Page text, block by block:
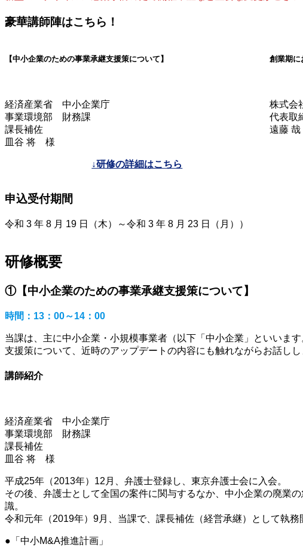
豪華講師陣はこちら！
【中小企業のための事業承継支援策について】
経済産業省 中小企業庁
事業環境部 財務課
課長補佐
皿谷 将 様
↓研修の詳細はこちら
創業期に
株式会
代表取
遠藤
申込受付期間
令和 3 年 8 月 19 日（木）～令和 3 年 8 月 23 日（月））
研修概要
①【中小企業のための事業承継支援策について】
時間：13：00～14：00
当課は、主に中小企業・小規模事業者（以下「中小企業」といいま
支援策について、近時のアップデートの内容にも触れながらお話しし
講師紹介
経済産業省 中小企業庁
事業環境部 財務課
課長補佐
皿谷 将 様
平成25年（2013年）12月、弁護士登録し、東京弁護士会に入会。
その後、弁護士として全国の案件に関与するなか、中小企業の廃業
識。
令和元年（2019年）9月、当課で、課長補佐（経営承継）として執務
●「中小M&A推進計画」